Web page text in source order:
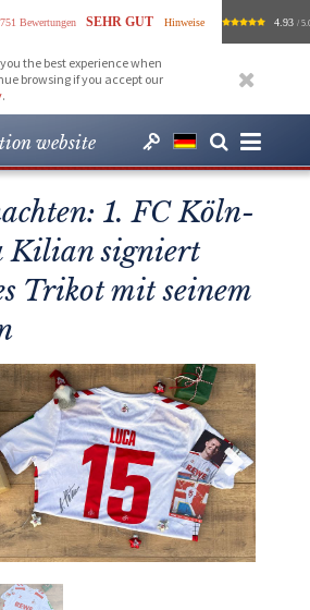
751 Bewertungen SEHR GUT Hinweise 4.93 /
the best experience when
browsing if you accept our
.
website
1. FC Köln-
Kilian signiert
Trikot mit seinem